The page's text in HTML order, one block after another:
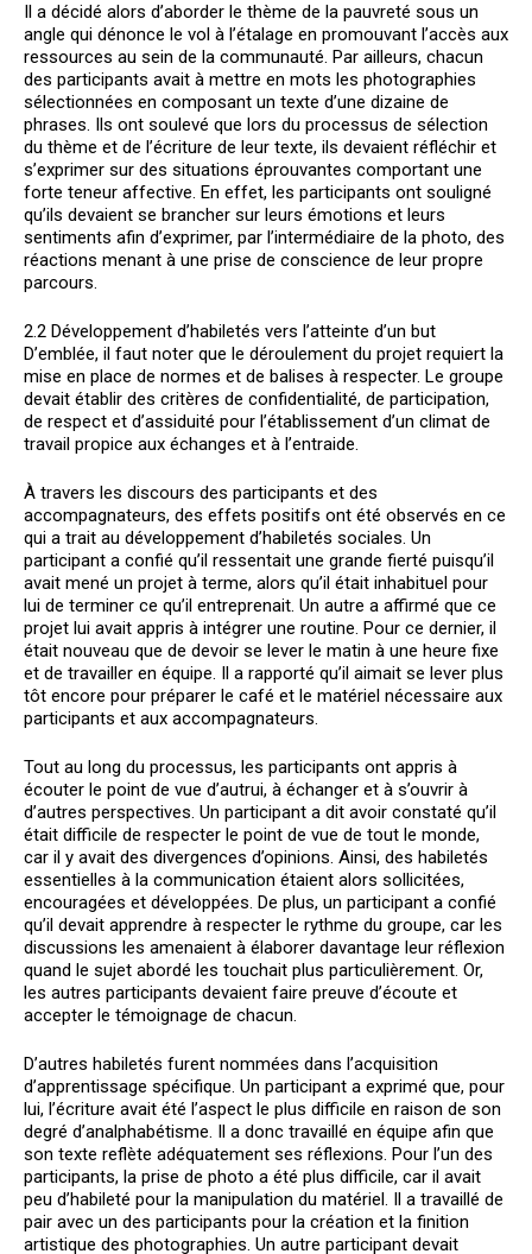
Il a décidé alors d’aborder le thème de la pauvreté sous un
angle qui dénonce le vol à l’étalage en promouvant l’accès aux
ressources au sein de la communauté. Par ailleurs, chacun
des participants avait à mettre en mots les photographies
sélectionnées en composant un texte d’une dizaine de
phrases. Ils ont soulevé que lors du processus de sélection
du thème et de l’écriture de leur texte, ils devaient réfléchir et
s’exprimer sur des situations éprouvantes comportant une
forte teneur affective. En effet, les participants ont souligné
qu’ils devaient se brancher sur leurs émotions et leurs
sentiments afin d’exprimer, par l’intermédiaire de la photo, des
réactions menant à une prise de conscience de leur propre
parcours.
2.2 Développement d’habiletés vers l’atteinte d’un but
D’emblée, il faut noter que le déroulement du projet requiert la
mise en place de normes et de balises à respecter. Le groupe
devait établir des critères de confidentialité, de participation,
de respect et d’assiduité pour l’établissement d’un climat de
travail propice aux échanges et à l’entraide.
À travers les discours des participants et des
accompagnateurs, des effets positifs ont été observés en ce
qui a trait au développement d’habiletés sociales. Un
participant a confié qu’il ressentait une grande fierté puisqu’il
avait mené un projet à terme, alors qu’il était inhabituel pour
lui de terminer ce qu’il entreprenait. Un autre a affirmé que ce
projet lui avait appris à intégrer une routine. Pour ce dernier, il
était nouveau que de devoir se lever le matin à une heure fixe
et de travailler en équipe. Il a rapporté qu’il aimait se lever plus
tôt encore pour préparer le café et le matériel nécessaire aux
participants et aux accompagnateurs.
Tout au long du processus, les participants ont appris à
écouter le point de vue d’autrui, à échanger et à s’ouvrir à
d’autres perspectives. Un participant a dit avoir constaté qu’il
était difficile de respecter le point de vue de tout le monde,
car il y avait des divergences d’opinions. Ainsi, des habiletés
essentielles à la communication étaient alors sollicitées,
encouragées et développées. De plus, un participant a confié
qu’il devait apprendre à respecter le rythme du groupe, car les
discussions les amenaient à élaborer davantage leur réflexion
quand le sujet abordé les touchait plus particulièrement. Or,
les autres participants devaient faire preuve d’écoute et
accepter le témoignage de chacun.
D’autres habiletés furent nommées dans l’acquisition
d’apprentissage spécifique. Un participant a exprimé que, pour
lui, l’écriture avait été l’aspect le plus difficile en raison de son
degré d’analphabétisme. Il a donc travaillé en équipe afin que
son texte reflète adéquatement ses réflexions. Pour l’un des
participants, la prise de photo a été plus difficile, car il avait
peu d’habileté pour la manipulation du matériel. Il a travaillé de
pair avec un des participants pour la création et la finition
artistique des photographies. Un autre participant devait